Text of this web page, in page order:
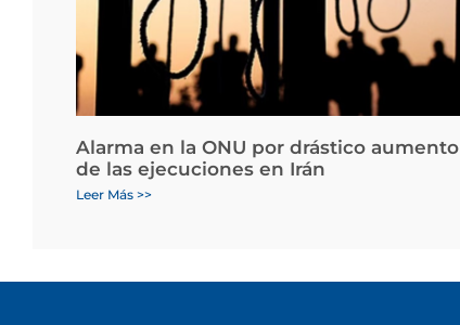
Alarma en la ONU por drástico aumento
de las ejecuciones en Irán
Leer Más >>